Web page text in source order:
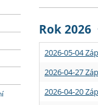
Strategie
Podpora
Učitelské
Rigorózní
Granty a
Rok 2026
2026-05-04
2026-04-27
2026-04-20